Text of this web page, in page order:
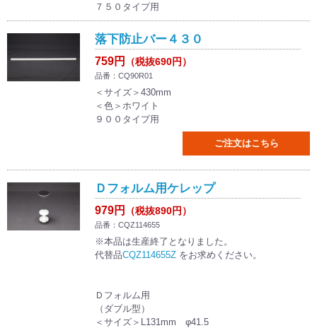
７５０タイプ用
落下防止バー４３０
759円 （税抜690円）
品番：CQ90R01
＜サイズ＞430mm
＜色＞ホワイト
９００タイプ用
ご注文はこちら
Ｄフォルム用ケレップ
979円 （税抜890円）
品番：CQZ114655
※本品は生産終了となりました。
代替品CQZ114655Zをお求めください。
Ｄフォルム用
（ダブル型）
＜サイズ＞L131mm φ41.5